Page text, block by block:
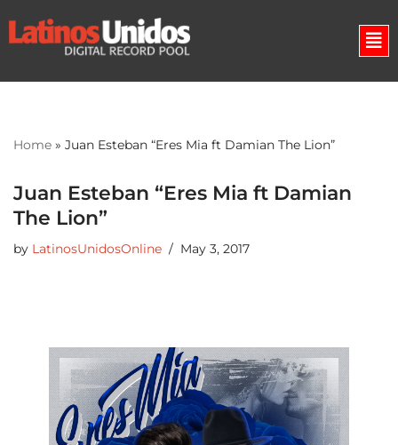
Skip
Home » Juan Esteban “Eres Mia ft Damian The Lion”
Juan Esteban “Eres Mia ft Damian
The Lion”
by LatinosUnidosOnline May 3, 2017